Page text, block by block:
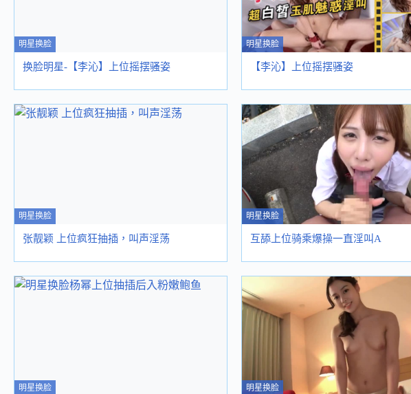
明星换脸
换脸明星-【李沁】上位摇摆骚姿
明星换脸
【李沁】上位摇摆骚姿
明星换脸
张靓颖 上位疯狂抽插，叫声淫荡
明星换脸
互舔上位骑乘爆操一直淫叫A
明星换脸 明星换脸